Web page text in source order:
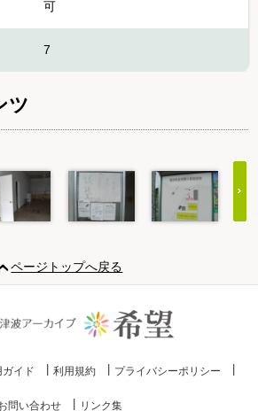
可
7
ツ
ページトップへ戻る
ガイド 利用規約 プライバシーポリシー
問い合わせ リンク集